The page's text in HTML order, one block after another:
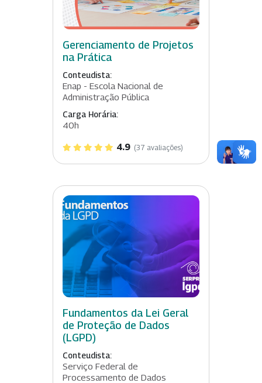
Gerenciamento de Projetos
na Prática
Conteudista:
Enap - Escola Nacional de
Administração Pública
Carga Horária:
40h
4.9 (37 avaliações)
Fundamentos da Lei Geral
de Proteção de Dados
(LGPD)
Conteudista:
Serviço Federal de
Processamento de Dados